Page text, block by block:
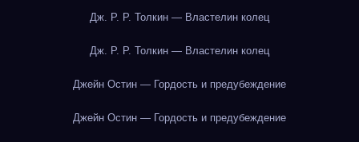
Дж. Р. Р. Толкин — Властелин колец
Дж. Р. Р. Толкин — Властелин колец
Джейн Остин — Гордость и предубеждение
Джейн Остин — Гордость и предубеждение